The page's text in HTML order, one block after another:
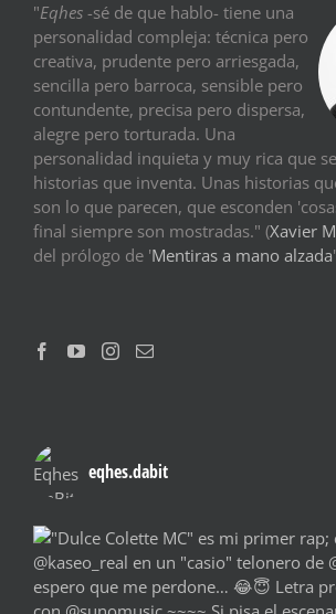
"Eqhes -sé de que hablo- tiene una
personalidad compleja: técnica pero
creativa, prudente pero arriesgada,
sencilla pero barroca, sensible pero
contundente, precisa pero dispersa,
alegre pero torturada. Una
personalidad inquieta y muy rica que
historias que inventa. Unas historias
son lo que parecen, que esconden
final siempre son mostradas." (Xavier
del prólogo de 'Mentiras a mano alzada
eqhes.dabit